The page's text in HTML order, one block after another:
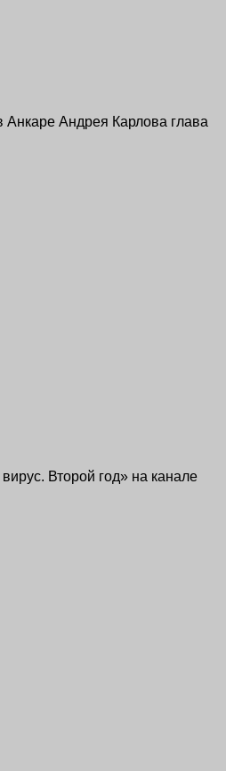
Анкаре Андрея Карлова глава
Второй год» на канале